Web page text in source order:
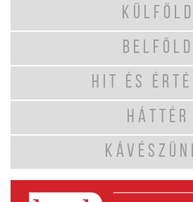
KÜLFÖLD
BELFÖLD
HIT ÉS
HÁTTÉR